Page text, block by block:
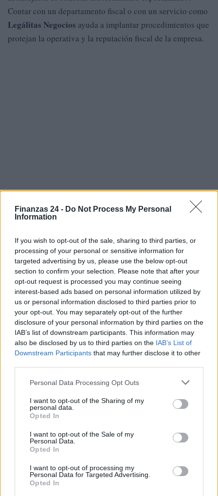
Finanzas 24 - Do Not Process My Personal
Information
If you wish to opt-out of the sale, sharing to third parties, or
processing of your personal or sensitive information for
targeted advertising by us, please use the below opt-out
section to confirm your selection. Please note that after your
opt-out request is processed you may continue seeing
interest-based ads based on personal information utilized by
us or personal information disclosed to third parties prior to
your opt-out. You may separately opt-out of the further
disclosure of your personal information by third parties on the
IAB’s list of downstream participants. This information may
also be disclosed by us to third parties on the IAB’s List of
Downstream Participants that may further disclose it to other
Please note that this website/app uses one or more Google
not limited to your visit or usage behaviour. You may click to
grant or deny consent to Google and its third-party tags to
use your data for below specified purposes in below Google
consent section.
Personal Data Processing Opt Outs
I want to opt-out of the Sharing of my
personal data.
Opted In
I want to opt-out of the Sale of my
Personal Data.
Opted In
I want to opt-out of processing my
Personal Data for Targeted Advertising.
Opted In
Contar con un departamento fiscal o con un servicio como
Legálitas Negocios ayuda a implantar procedimientos que
protejan la operativa y la reputación fiscal de la empresa.
AUTOR
Staff